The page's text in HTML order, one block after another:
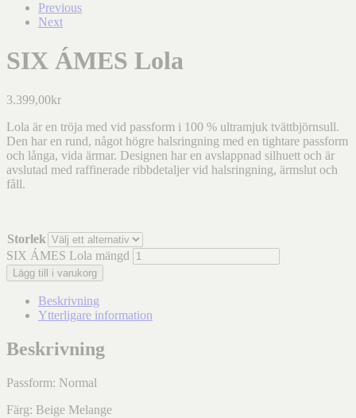
Previous
Next
SIX ÁMES Lola
3.399,00kr
Lola är en tröja med vid passform i 100 % ultramjuk tvättbjörnsull.
Den har en rund, något högre halsringning med en tightare passform
och långa, vida ärmar. Designen har en avslappnad silhuett och är
avslutad med raffinerade ribbdetaljer vid halsringning, ärmslut och
fåll.
Storlek
SIX ÁMES Lola mängd
Lägg till i varukorg
Beskrivning
Ytterligare information
Beskrivning
Passform: Normal
Färg: Beige Melange